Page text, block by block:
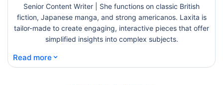
Senior Content Writer | She functions on classic British
fiction, Japanese manga, and strong americanos. Laxita is
tailor-made to create engaging, interactive pieces that offer
simplified insights into complex subjects.
Read more ⌄